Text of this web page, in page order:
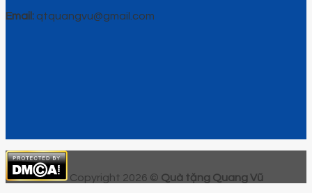
Email: qtquangvu@gmail.com
Copyright 2026 © Quà tặng Quang Vũ